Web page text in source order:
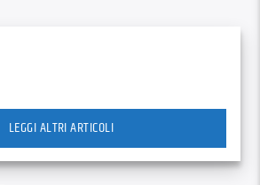
LEGGI ALTRI ARTICOLI